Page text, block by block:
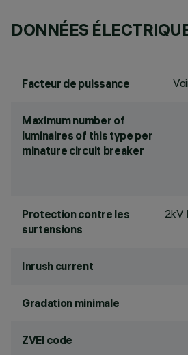
DONNÉES
Facteur de puissance
Maximum number of
luminaires of this type per
minature circuit breaker
Protection contre les
surtensions
2kV
Inrush current
Gradation minimale
ZVEI code